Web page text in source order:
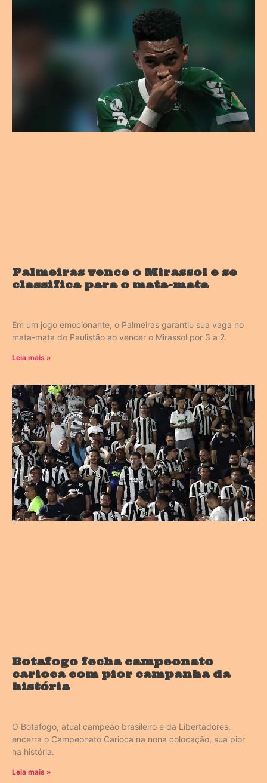
Palmeiras vence o Mirassol e se
classifica para o mata-mata
Em um jogo emocionante, o Palmeiras garantiu sua vaga no
mata-mata do Paulistão ao vencer o Mirassol por 3 a 2.
Leia mais »
Botafogo fecha campeonato
carioca com pior campanha da
história
O Botafogo, atual campeão brasileiro e da Libertadores,
encerra o Campeonato Carioca na nona colocação, sua pior
na história.
Leia mais »